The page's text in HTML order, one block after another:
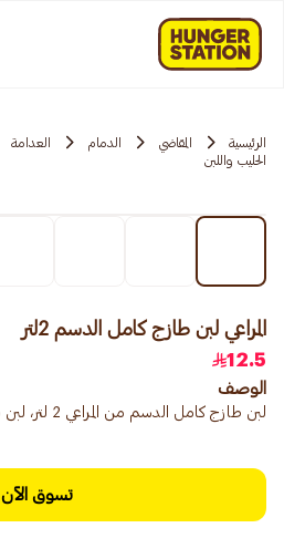
الرئيسية المقاضي الدمام العدامة
الحليب واللبن
المراعي لبن طازج كامل الدسم 2لتر
12.5
الوصف
لبن طازج كامل الدسم من المراعي 2 لتر، لبن طازج وغني بالصحة.
تسوق الآن